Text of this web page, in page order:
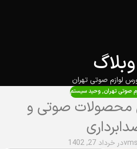
وبلاگ
لوازم صوتی تهران
صوتی تهران,وحید سیستم
محصولات صوتی و
در خرداد 27, 1402